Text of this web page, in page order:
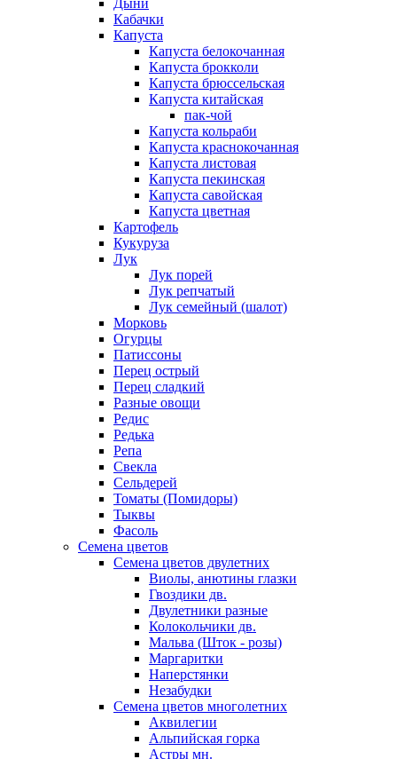
Дыни
Кабачки
Капуста
Капуста белокочанная
Капуста брокколи
Капуста брюссельская
Капуста китайская
пак-чой
Капуста кольраби
Капуста краснокочанная
Капуста листовая
Капуста пекинская
Капуста савойская
Капуста цветная
Картофель
Кукуруза
Лук
Лук порей
Лук репчатый
Лук семейный (шалот)
Морковь
Огурцы
Патиссоны
Перец острый
Перец сладкий
Разные овощи
Редис
Редька
Репа
Свекла
Сельдерей
Томаты (Помидоры)
Тыквы
Фасоль
Семена цветов
Семена цветов двулетних
Виолы, анютины глазки
Гвоздики дв.
Двулетники разные
Колокольчики дв.
Мальва (Шток - розы)
Маргаритки
Наперстянки
Незабудки
Семена цветов многолетних
Аквилегии
Альпийская горка
Астры мн.